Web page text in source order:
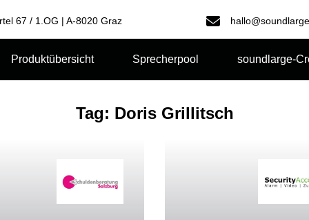
67 / 1.OG | A-8020 Graz
Produktübersicht Sprecherpool soundlarge-
Tag: Doris Grillitsch